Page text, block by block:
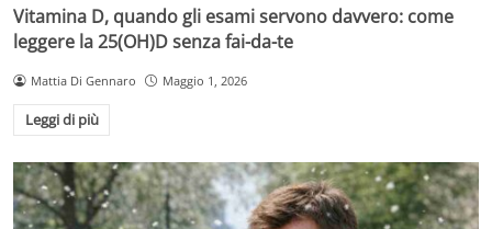
Vitamina D, quando gli esami servono davvero: come
leggere la 25(OH)D senza fai-da-te
Mattia Di Gennaro Maggio 1, 2026
Leggi di più